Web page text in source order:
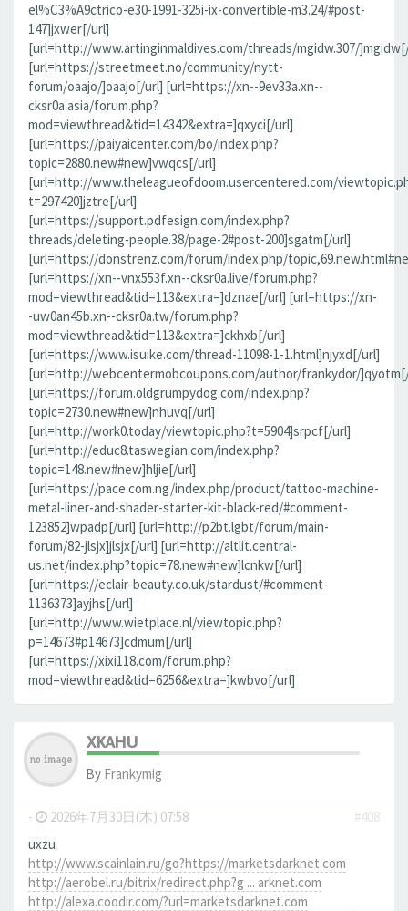
el%C3%A9ctrico-e30-1991-325i-ix-convertible-m3.24/#post-
147]jxwer[/url]
[url=http://www.artinginmaldives.com/threads/mgidw.307/
[url=https://streetmeet.no/community/nytt-
forum/oaajo/]oaajo[/url] [url=https://xn--9ev33a.xn--
cksr0a.asia/forum.php?
mod=viewthread&tid=14342&extra=]qxyci[/url]
[url=https://paiyaicenter.com/bo/index.php?
topic=2880.new#new]vwqcs[/url]
[url=http://www.theleagueofdoom.usercentered.com/
t=297420]jztre[/url]
[url=https://support.pdfesign.com/index.php?
threads/deleting-people.38/page-2#post-200]sgatm[/url]
[url=https://donstrenz.com/forum/index.php/
[url=https://xn--vnx553f.xn--cksr0a.live/forum.php?
mod=viewthread&tid=113&extra=]dznae[/url] [url=https://xn-
-uw0an45b.xn--cksr0a.tw/forum.php?
mod=viewthread&tid=113&extra=]ckhxb[/url]
[url=https://www.isuike.com/thread-11098-1-1.html]njyxd[/url]
[url=http://webcentermobcoupons.com/author/frankydor/
[url=https://forum.oldgrumpydog.com/index.php?
topic=2730.new#new]nhuvq[/url]
[url=http://work0.today/viewtopic.php?t=5904]srpcf[/url]
[url=http://educ8.taswegian.com/index.php?
topic=148.new#new]hljie[/url]
[url=https://pace.com.ng/index.php/product/tattoo-machine-
metal-liner-and-shader-starter-kit-black-red/#comment-
123852]wpadp[/url] [url=http://p2bt.lgbt/forum/main-
forum/82-jlsjx]jlsjx[/url] [url=http://altlit.central-
us.net/index.php?topic=78.new#new]lcnkw[/url]
[url=https://eclair-beauty.co.uk/stardust/#comment-
1136373]ayjhs[/url]
[url=http://www.wietplace.nl/viewtopic.php?
p=14673#p14673]cdmum[/url]
[url=https://xixi118.com/forum.php?
mod=viewthread&tid=6256&extra=]kwbvo[/url]
XKAHU
By Frankymig
- 2026年7月30日(木) 07:58
#408
uxzu
http://www.scainlain.ru/go?https://marketsdarknet.com
http://aerobel.ru/bitrix/redirect.php?g ... arknet.com
http://alexa.coodir.com/?url=marketsdarknet.com